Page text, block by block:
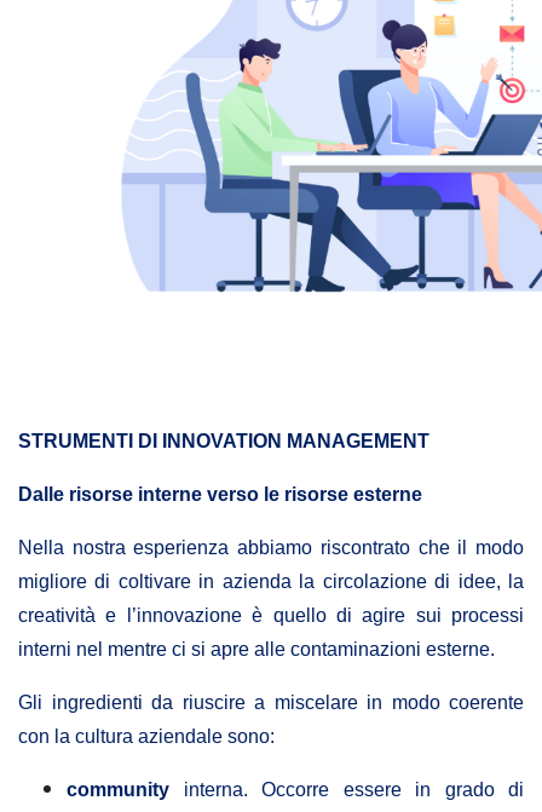
STRUMENTI DI INNOVATION MANAGEMENT
Dalle risorse interne verso le risorse esterne
Nella nostra esperienza abbiamo riscontrato che il modo
migliore di coltivare in azienda la circolazione di idee, la
creatività e l’innovazione è quello di agire sui processi
interni nel mentre ci si apre alle contaminazioni esterne.
Gli ingredienti da riuscire a miscelare in modo coerente
con la cultura aziendale sono:
community interna. Occorre essere in grado di